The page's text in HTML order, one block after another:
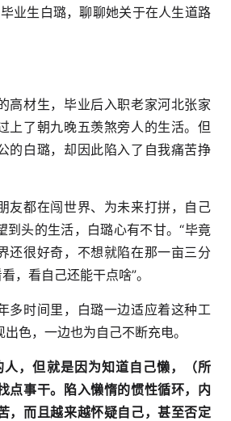
业生白璐，聊聊她关于在人生道路
高材生，毕业后入职老家河北张家
上了朝九晚五羡煞旁人的生活。但
的白璐，却因此陷入了自我痛苦挣
友都在闯世界、为未来打拼，自己
到头的生活，白璐心有不甘。“毕竟
还很好奇，不想就陷在那一亩三分
，看自己还能干点啥”。
多时间里，白璐一边适应着这种工
色，一边也为自己不断充电。
人，但就是因为知道自己懒，（所
点事干。陷入懒惰的惯性循环，内
，而且越来越怀疑自己，甚至否定